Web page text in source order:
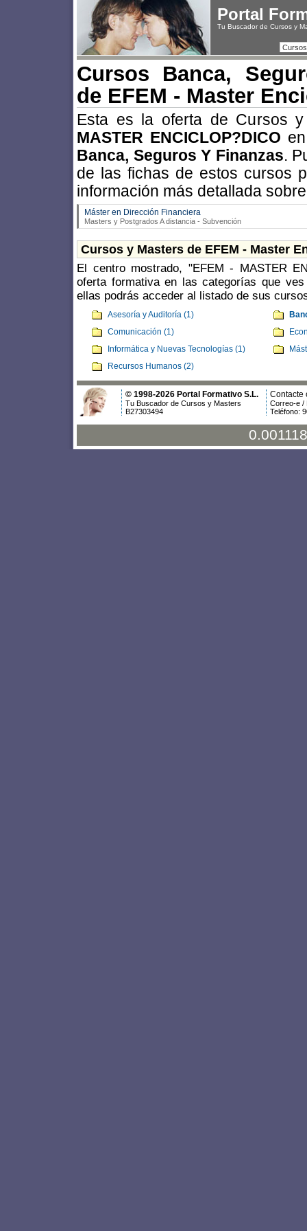
Portal
Tu Buscador de Cursos y
Cursos Banca,
de EFEM - Master
Esta es la oferta de Cursos
MASTER ENCICLOP?DICO
Banca, Seguros Y Finanzas.
de las fichas de estos cursos
información más detallada
Máster en Dirección Financiera
Masters y Postgrados A distancia - Subvención
Cursos y Masters de EFEM - Master
El centro mostrado, "EFEM - MASTER
oferta formativa en las categorías que
ellas podrás acceder al listado de sus
Asesoría y Auditoría (1)
Comunicación (1)
Informática y Nuevas Tecnologías (1)
Recursos Humanos (2)
© 1998-2026 Portal Formativo S.L.
Tu Buscador de Cursos y Masters
B27303494
Contacte
Correo-e /
Teléfono: